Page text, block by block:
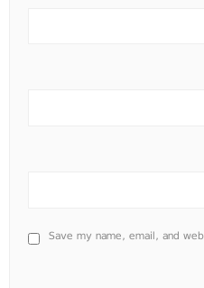
Save my name, email, and